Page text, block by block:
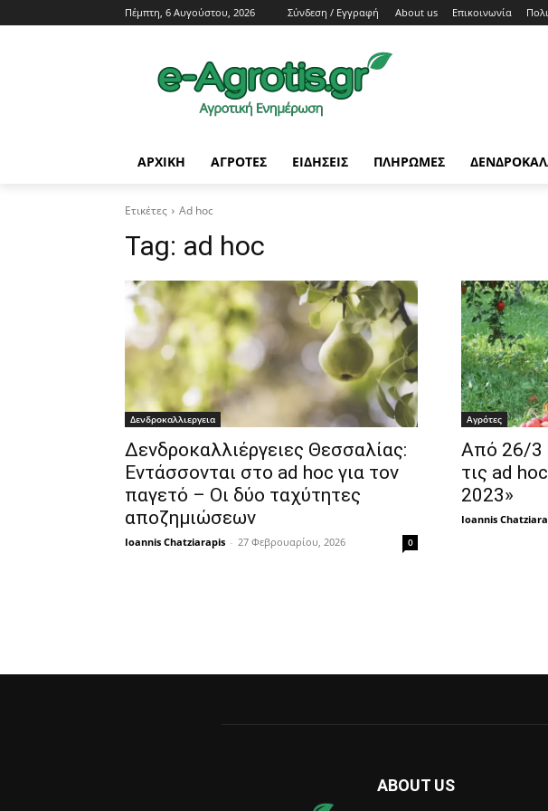
Πέμπτη, 6 Αυγούστου, 2026 Σύνδεση / Εγγραφή About us Επικοινωνία
ΑΡΧΙΚΗ AΓΡΟΤΕΣ ΕΙΔΗΣΕΙΣ ΠΛΗΡΩΜΕΣ
Ετικέτες Ad hoc
Tag: ad hoc
Δενδροκαλλιεργεια
Δενδροκαλλιέργειες Θεσσαλίας:
Εντάσσονται στο ad hoc για τον
παγετό – Οι δύο ταχύτητες
αποζημιώσεων
Ioannis Chatziarapis - 27 Φεβρουαρίου, 2026 0
Αγρότες
Από 26/3
τις ad
2023»
Ioannis
ABOUT US